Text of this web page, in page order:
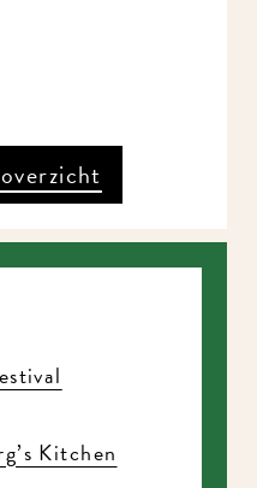
Kitchen